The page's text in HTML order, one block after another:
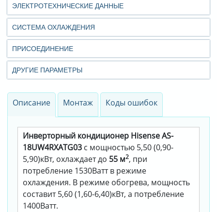
ЭЛЕКТРОТЕХНИЧЕСКИЕ ДАННЫЕ
СИСТЕМА ОХЛАЖДЕНИЯ
ПРИСОЕДИНЕНИЕ
ДРУГИЕ ПАРАМЕТРЫ
Описание Монтаж Коды ошибок
Инверторный кондиционер Hisense AS-
18UW4RXATG03 с мощностью 5,50 (0,90-
5,90)кВт, охлаждает до 55 м2, при
потребление 1530Ватт в режиме
охлаждения. В режиме обогрева, мощность
составит 5,60 (1,60-6,40)кВт, а потребление
1400Ватт.